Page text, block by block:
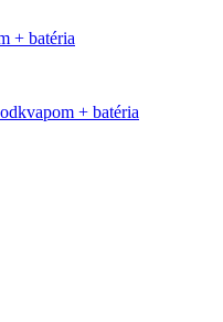
+ batéria
+ batéria